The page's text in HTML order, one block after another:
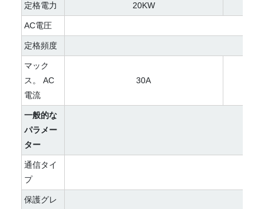
定格電力 20KW
AC電圧
定格頻度
マック
ス。 AC
電流
30A
一般的な
パラメー
ター
通信タイ
プ
保護グレ